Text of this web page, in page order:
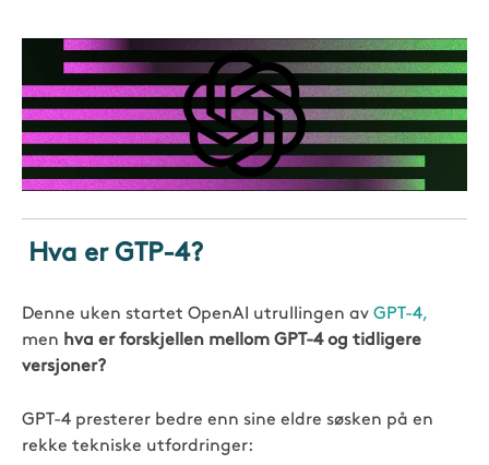
Hva er GTP-4?
Denne uken startet OpenAI utrullingen av GPT-4,
men hva er forskjellen mellom GPT-4 og tidligere
versjoner?
GPT-4 presterer bedre enn sine eldre søsken på en
rekke tekniske utfordringer: